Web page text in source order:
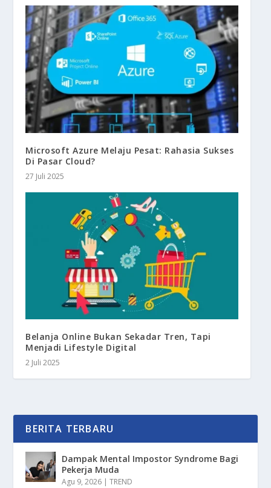
Microsoft Azure Melaju Pesat: Rahasia Sukses
Di Pasar Cloud?
27 Juli 2025
Belanja Online Bukan Sekadar Tren, Tapi
Menjadi Lifestyle Digital
2 Juli 2025
BERITA TERBARU
Dampak Mental Impostor Syndrome Bagi
Pekerja Muda
Agu 9, 2026 |TREND